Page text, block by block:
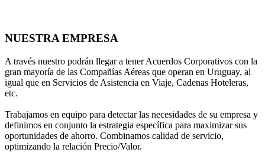
NUESTRA EMPRESA
A través nuestro podrán llegar a tener Acuerdos Corporativos con la
gran mayoría de las Compañías Aéreas que operan en Uruguay, al
igual que en Servicios de Asistencia en Viaje, Cadenas Hoteleras,
etc.
Trabajamos en equipo para detectar las necesidades de su empresa y
definimos en conjunto la estrategia específica para maximizar sus
oportunidades de ahorro. Combinamos calidad de servicio,
optimizando la relación Precio/Valor.